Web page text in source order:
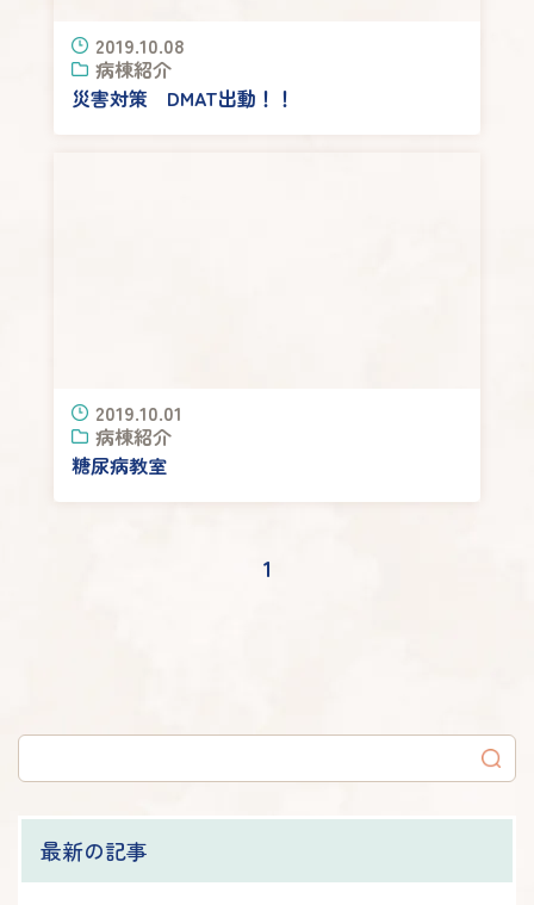
2019.10.08
病棟紹介
災害対策 DMAT出動！！
2019.10.01
病棟紹介
糖尿病教室
1
最新の記事